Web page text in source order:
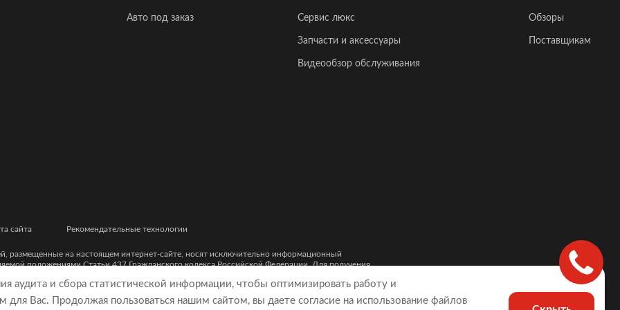
Авто под заказ Сервис люкс
Запчасти и аксессуары
Видеообзор обслуживания
Обзоры
Поставщикам
сайта Рекомендательные технологии
размещенные на настоящем интернет-сайте, носят исключительно информационный
положениями Статьи 437 Гражданского кодекса Российской Федерации. Для получения
характеристиками и цветовыми сочетаниями, а также точной стоимости автомобилей,
ОГРН 5077746977930)
аудита и сбора статистической информации, чтобы оптимизировать работу и
для Вас. Продолжая пользоваться нашим сайтом, вы даете согласие на использование файлов